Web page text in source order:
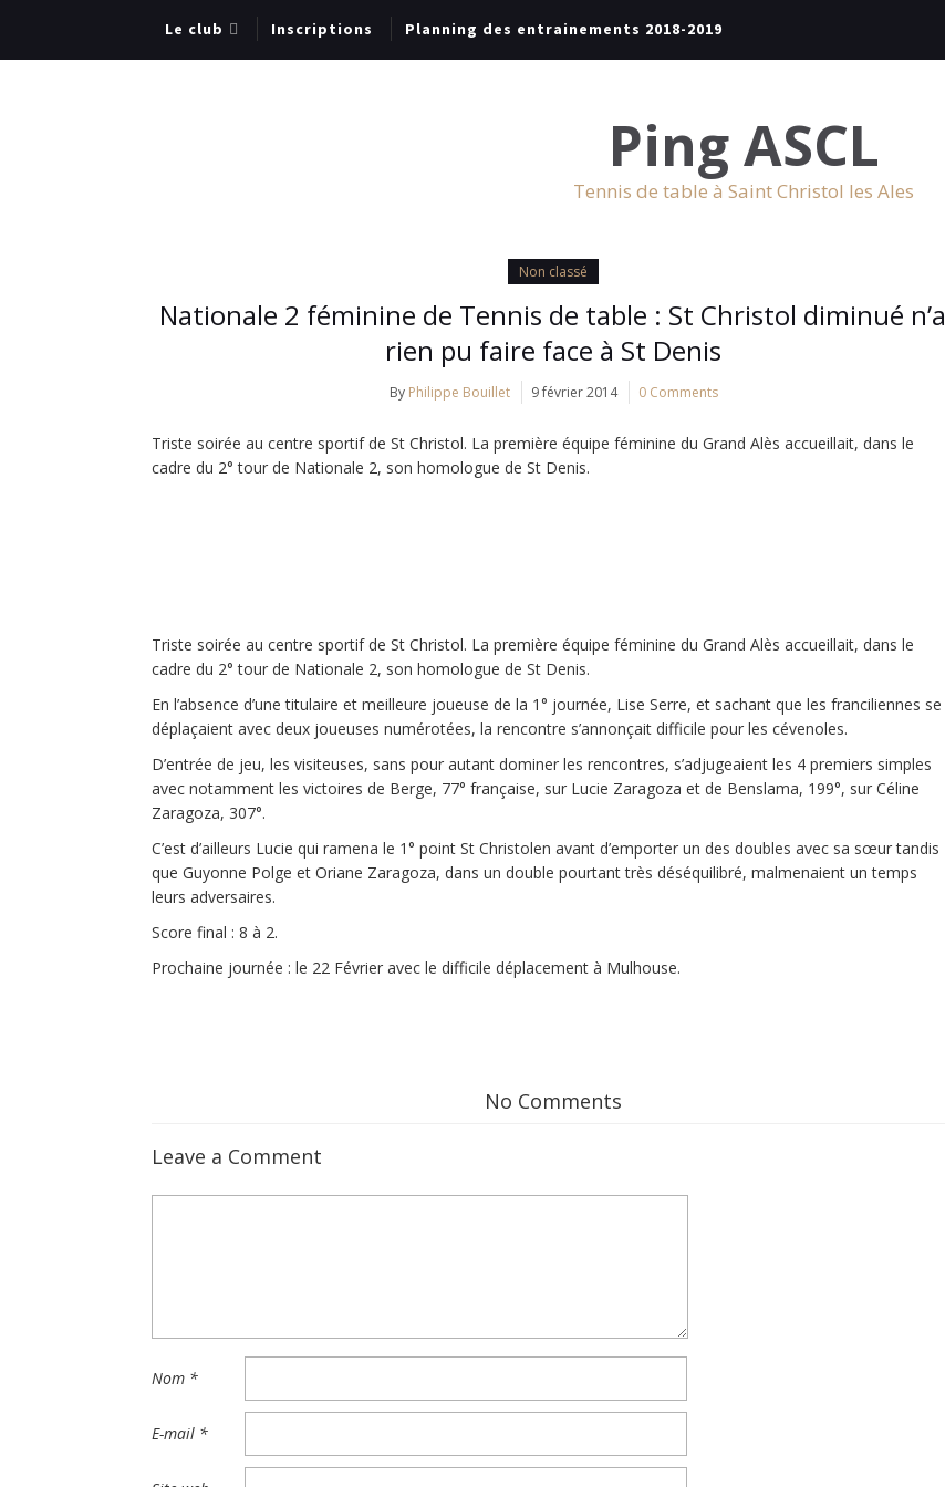
Le club Inscriptions Planning des entrainements 2018-2019
Ping ASCL
Tennis de table à Saint Christol les Ales
Non classé
Nationale 2 féminine de Tennis de table : St Christol diminué n’a
rien pu faire face à St Denis
By Philippe Bouillet 9 février 2014 0 Comments
Triste soirée au centre sportif de St Christol. La première équipe féminine du Grand Alès accueillait, dans le
cadre du 2° tour de Nationale 2, son homologue de St Denis.
Triste soirée au centre sportif de St Christol. La première équipe féminine du Grand Alès accueillait, dans le
cadre du 2° tour de Nationale 2, son homologue de St Denis.
En l’absence d’une titulaire et meilleure joueuse de la 1° journée, Lise Serre, et sachant que les franciliennes se
déplaçaient avec deux joueuses numérotées, la rencontre s’annonçait difficile pour les cévenoles.
D’entrée de jeu, les visiteuses, sans pour autant dominer les rencontres, s’adjugeaient les 4 premiers simples
avec notamment les victoires de Berge, 77° française, sur Lucie Zaragoza et de Benslama, 199°, sur Céline
Zaragoza, 307°.
C’est d’ailleurs Lucie qui ramena le 1° point St Christolen avant d’emporter un des doubles avec sa sœur tandis
que Guyonne Polge et Oriane Zaragoza, dans un double pourtant très déséquilibré, malmenaient un temps
leurs adversaires.
Score final : 8 à 2.
Prochaine journée : le 22 Février avec le difficile déplacement à Mulhouse.
No Comments
Leave a Comment
Nom *
E-mail *